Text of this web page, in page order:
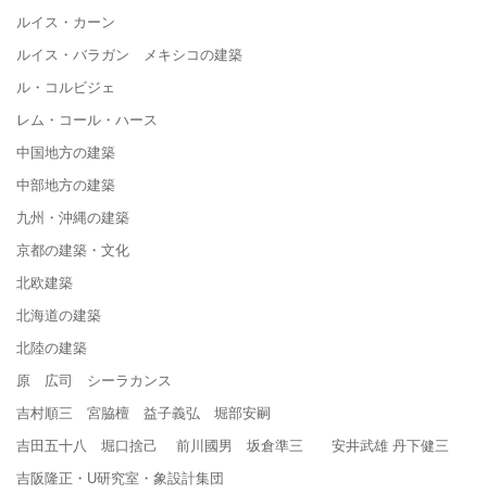
ルイス・カーン
ルイス・バラガン メキシコの建築
ル・コルビジェ
レム・コール・ハース
中国地方の建築
中部地方の建築
九州・沖縄の建築
京都の建築・文化
北欧建築
北海道の建築
北陸の建築
原 広司 シーラカンス
吉村順三 宮脇檀 益子義弘 堀部安嗣
吉田五十八 堀口捨己 前川國男 坂倉準三 安井武雄 丹下健三
吉阪隆正・U研究室・象設計集団